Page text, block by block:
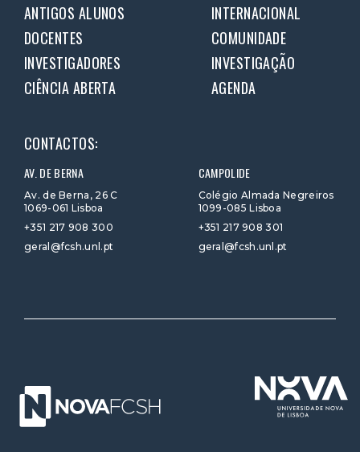
ANTIGOS ALUNOS
INTERNACIONAL
DOCENTES
COMUNIDADE
INVESTIGADORES
INVESTIGAÇÃO
CIÊNCIA ABERTA
AGENDA
CONTACTOS:
AV. DE BERNA
Av. de Berna, 26 C
1069-061 Lisboa
+351 217 908 300
geral@fcsh.unl.pt
CAMPOLIDE
Colégio Almada Negreiros
1099-085 Lisboa
+351 217 908 301
geral@fcsh.unl.pt